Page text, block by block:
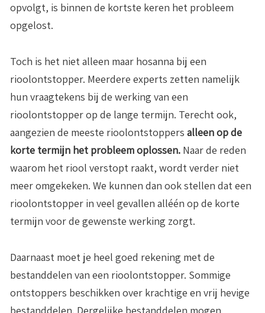
opvolgt, is binnen de kortste keren het probleem
opgelost.
Toch is het niet alleen maar hosanna bij een
rioolontstopper. Meerdere experts zetten namelijk
hun vraagtekens bij de werking van een
rioolontstopper op de lange termijn. Terecht ook,
aangezien de meeste rioolontstoppers alleen op de
korte termijn het probleem oplossen. Naar de reden
waarom het riool verstopt raakt, wordt verder niet
meer omgekeken. We kunnen dan ook stellen dat een
rioolontstopper in veel gevallen alléén op de korte
termijn voor de gewenste werking zorgt.
Daarnaast moet je heel goed rekening met de
bestanddelen van een rioolontstopper. Sommige
ontstoppers beschikken over krachtige en vrij hevige